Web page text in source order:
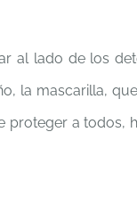
al lado de los
la mascarilla,
proteger a todos,